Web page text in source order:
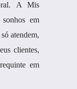
A Mis
em
atendem,
clientes,
em